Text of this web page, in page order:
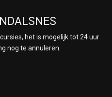
het is mogelijk tot 24 uur
nog te annuleren.